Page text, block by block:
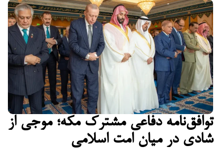
توافق‌نامه دفاعی مشترک مکه؛ موجی از
شادی در میان امت اسلامی